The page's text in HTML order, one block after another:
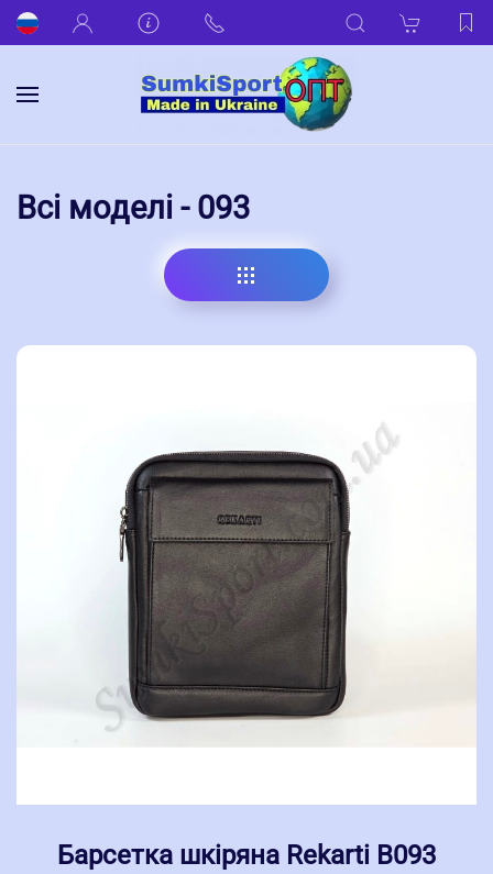
Всі моделі - 093
Барсетка шкіряна Rekarti В093